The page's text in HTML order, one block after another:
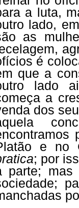
a luta,
lado,
as
é
que a
lado
a
dos
e no
; por
parte;